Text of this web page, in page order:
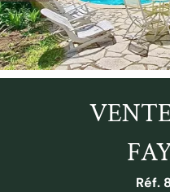
Réf.